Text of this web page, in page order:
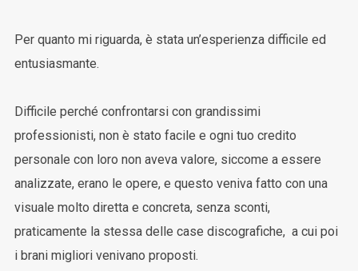
Per quanto mi riguarda, è stata un’esperienza difficile ed
entusiasmante.
Difficile perché confrontarsi con grandissimi
professionisti, non è stato facile e ogni tuo credito
personale con loro non aveva valore, siccome a essere
analizzate, erano le opere, e questo veniva fatto con una
visuale molto diretta e concreta, senza sconti,
praticamente la stessa delle case discografiche, a cui poi
i brani migliori venivano proposti.